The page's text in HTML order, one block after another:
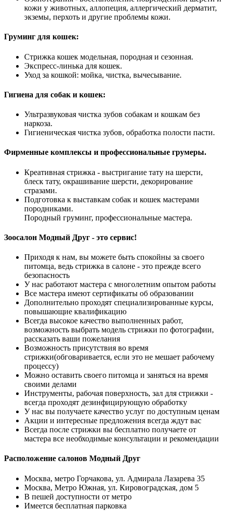
кожи у животных, аллопеция, аллергический дерматит,
экземы, перхоть и другие проблемы кожи.
Груминг для кошек:
Стрижка кошек модельная, породная и сезонная.
Экспресс-линька для кошек.
Уход за кошкой: мойка, чистка, вычесывание.
Гигиена для собак и кошек:
Ультразвуковая чистка зубов собакам и кошкам без
наркоза.
Гигиеническая чистка зубов, обработка полости пасти.
Фирменные комплексы и профессиональные грумеры.
Креативная стрижка - выстригание тату на шерсти,
блеск тату, окрашивание шерсти, декорирование
стразами.
Подготовка к выставкам собак и кошек мастерами
породниками.
Породный груминг, профессиональные мастера.
Зоосалон Модный Друг - это сервис!
Приходя к нам, вы можете быть спокойны за своего
питомца, ведь стрижка в салоне - это прежде всего
безопасность
У нас работают мастера с многолетним опытом работы
Все мастера имеют сертификаты об образовании
Дополнительно проходят специализированные курсы,
повышающие квалификацию
Всегда высокое качество выполненных работ,
возможность выбрать модель стрижки по фотографии,
рассказать ваши пожелания
Возможность присутствия во время
стрижки(обговаривается, если это не мешает рабочему
процессу)
Можно оставить своего питомца и заняться на время
своими делами
Инструменты, рабочая поверхность, зал для стрижки -
всегда проходят дезинфицирующую обработку
У нас вы получаете качество услуг по доступным ценам
Акции и интересные предложения всегда ждут вас
Всегда после стрижки вы бесплатно получаете от
мастера все необходимые консультации и рекомендации
Расположение салонов Модный Друг
Москва, метро Горчакова, ул. Адмирала Лазарева 35
Москва, Метро Южная, ул. Кировоградская, дом 5
В пешей доступности от метро
Имеется бесплатная парковка